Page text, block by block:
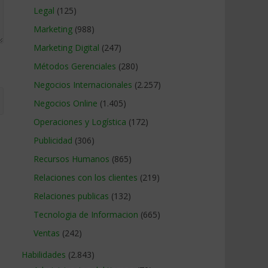
Legal (125)
Marketing (988)
Marketing Digital (247)
Métodos Gerenciales (280)
Negocios Internacionales (2.257)
Negocios Online (1.405)
Operaciones y Logística (172)
Publicidad (306)
Recursos Humanos (865)
Relaciones con los clientes (219)
Relaciones publicas (132)
Tecnologia de Informacion (665)
Ventas (242)
Habilidades (2.843)